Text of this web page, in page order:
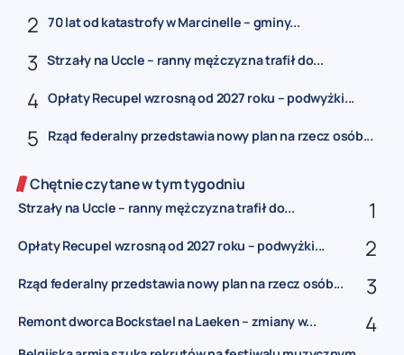
70 lat od katastrofy w Marcinelle – gminy...
Strzały na Uccle – ranny mężczyzna trafił do...
Opłaty Recupel wzrosną od 2027 roku – podwyżki...
Rząd federalny przedstawia nowy plan na rzecz osób...
Chętnie czytane w tym tygodniu
Strzały na Uccle – ranny mężczyzna trafił do...
Opłaty Recupel wzrosną od 2027 roku – podwyżki...
Rząd federalny przedstawia nowy plan na rzecz osób...
Remont dworca Bockstael na Laeken – zmiany w...